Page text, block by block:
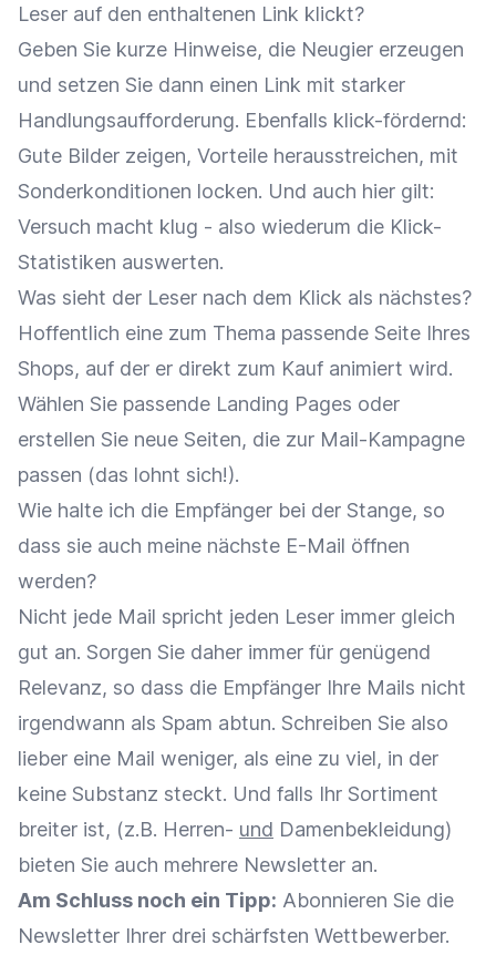
Leser auf den enthaltenen Link klickt?
Geben Sie kurze Hinweise, die Neugier erzeugen
und setzen Sie dann einen Link mit starker
Handlungsaufforderung. Ebenfalls klick-fördernd:
Gute Bilder zeigen, Vorteile herausstreichen, mit
Sonderkonditionen locken. Und auch hier gilt:
Versuch macht klug - also wiederum die Klick-
Statistiken auswerten.
Was sieht der Leser nach dem Klick als nächstes?
Hoffentlich eine zum Thema passende Seite Ihres
Shops, auf der er direkt zum Kauf animiert wird.
Wählen Sie passende Landing Pages oder
erstellen Sie neue Seiten, die zur Mail-Kampagne
passen (das lohnt sich!).
Wie halte ich die Empfänger bei der Stange, so
dass sie auch meine nächste E-Mail öffnen
werden?
Nicht jede Mail spricht jeden Leser immer gleich
gut an. Sorgen Sie daher immer für genügend
Relevanz, so dass die Empfänger Ihre Mails nicht
irgendwann als Spam abtun. Schreiben Sie also
lieber eine Mail weniger, als eine zu viel, in der
keine Substanz steckt. Und falls Ihr Sortiment
breiter ist, (z.B. Herren- und Damenbekleidung)
bieten Sie auch mehrere Newsletter an.
Am Schluss noch ein Tipp: Abonnieren Sie die
Newsletter Ihrer drei schärfsten Wettbewerber.